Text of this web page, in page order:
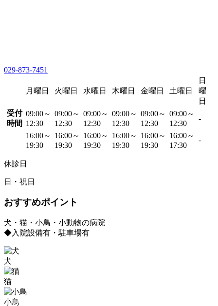
029-873-7451
月曜日 火曜日 水曜日 木曜日 金曜日 土曜日
日
曜
日
受付
時間
09:00～
12:30
09:00～
12:30
09:00～
12:30
09:00～
12:30
09:00～
12:30
09:00～
12:30
-
16:00～
19:30
16:00～
19:30
16:00～
19:30
16:00～
19:30
16:00～
19:30
16:00～
17:30
-
休診日
日・祝日
おすすめポイント
犬・猫・小鳥・小動物の病院
◆入院設備有・駐車場有
犬
猫
小鳥